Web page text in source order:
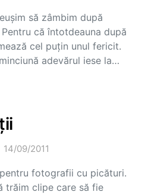
să zâmbim după
că întotdeauna după
cel puțin unul fericit.
adevărul iese la…
14/09/2011
fotografii cu picături.
trăim clipe care să fie